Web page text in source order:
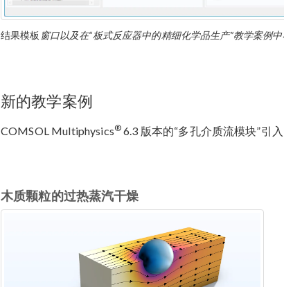
结果模板 窗口以及在“板式反应器中的精细化学品生产”教学案例
新的教学案例
COMSOL Multiphysics® 6.3 版本的“多孔介质流模块”引
木质颗粒的过热蒸汽干燥